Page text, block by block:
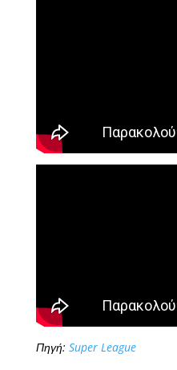
Πηγή: Super League